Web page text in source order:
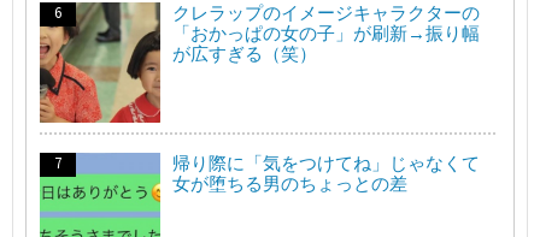
クレラップのイメージキャラクターの
「おかっぱの女の子」が刷新→振り幅
が広すぎる（笑）
帰り際に「気をつけてね」じゃなくて
女が堕ちる男のちょっとの差